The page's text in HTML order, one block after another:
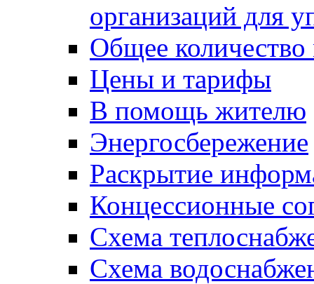
организаций для
Общее
Цены и тарифы
В помощь жителю
Энергосбережение
Раскрытие
Концессионные
Схема
Схема